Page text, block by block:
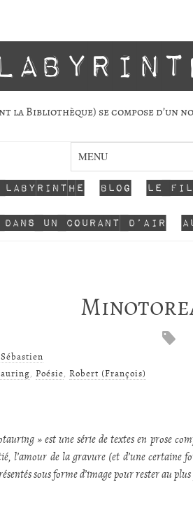
la Biblio­thèque) se com­pose
labyrinthe Blog Le fil
dans un courant d’air
Sébastien
, Poésie, Robert (François)
» est une série de textes en prose
l’amour de la gravure (et d’une
sous forme d’image pour rester au